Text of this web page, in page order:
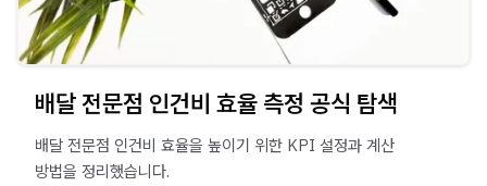
배달 전문점 인건비 효율 측정 공식 탐색
배달 전문점 인건비 효율을 높이기 위한 KPI 설정과 계산
방법을 정리했습니다.